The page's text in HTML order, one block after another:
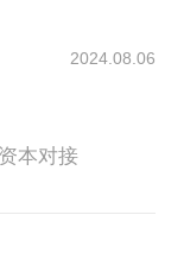
2024.08.06
本对接